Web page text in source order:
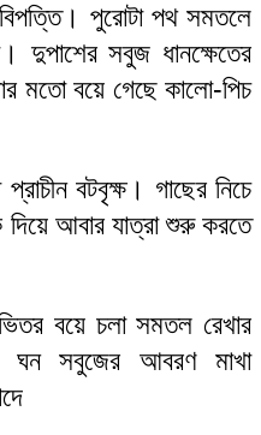
পুরোটা পথ সমতলে
দুপাশের সবুজ ধানক্ষেতের
মতো বয়ে গেছে কালো-পিচ
বটবৃক্ষ। গাছের নিচে
দিয়ে আবার যাত্রা শুরু করতে
বয়ে চলা সমতল রেখার
ঘন সবুজের আবরণ মাখা